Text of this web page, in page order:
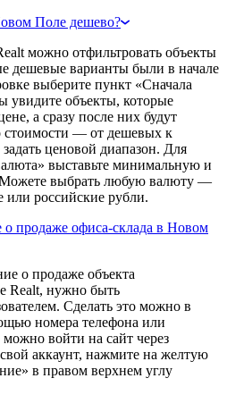
Поле дешево?
можно отфильтровать объекты
дешевые варианты были в начале
выберите пункт «Сначала
увидите объекты, которые
а сразу после них будут
стоимости — от дешевых к
ценовой диапазон. Для
выставьте минимальную и
выбрать любую валюту —
или российские рубли.
о продаже офиса-склада в Новом
о продаже объекта
Realt, нужно быть
Сделать это можно в
номера телефона или
войти на сайт через
аккаунт, нажмите на желтую
в правом верхнем углу